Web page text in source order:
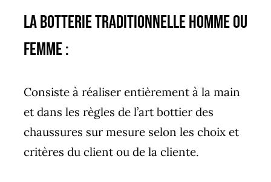
La Botterie traditionnelle Homme ou
Femme :
Consiste à réaliser entièrement à la main
et dans les règles de l’art bottier des
chaussures sur mesure selon les choix et
critères du client ou de la cliente.